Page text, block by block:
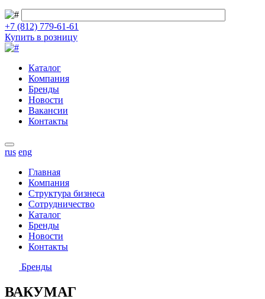
+7 (812) 779-61-61
Купить в розницу
Каталог
Компания
Бренды
Новости
Вакансии
Контакты
rus eng
Главная
Компания
Структура бизнеса
Сотрудничество
Каталог
Бренды
Новости
Контакты
Бренды
ВАКУМАГ